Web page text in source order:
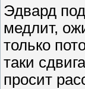
Эдвард
медлит,
только
таки
просит